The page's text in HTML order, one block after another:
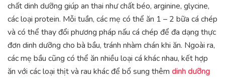
chất dinh dưỡng giúp an thai như chất béo, arginine, glycine,
các loại protein. Mỗi tuần, các mẹ có thể ăn 1 – 2 bữa cá chép
và có thể thay đổi phương pháp nấu cá chép để đa dạng thực
đơn dinh dưỡng cho bà bầu, tránh nhàm chán khi ăn. Ngoài ra,
các mẹ bầu cũng có thể ăn nhiều loại cá khác nhau, kết hợp
ăn với các loại thịt và rau khác để bổ sung thêm dinh dưỡng